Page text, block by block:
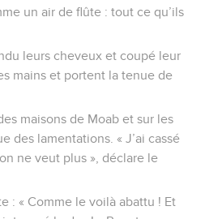
un air de flûte : tout ce qu’ils
leurs cheveux et coupé leur
mains et portent la tenue de
maisons de Moab et sur les
des lamentations. « J’ai cassé
ne veut plus », déclare le
: « Comme le voilà abattu ! Et